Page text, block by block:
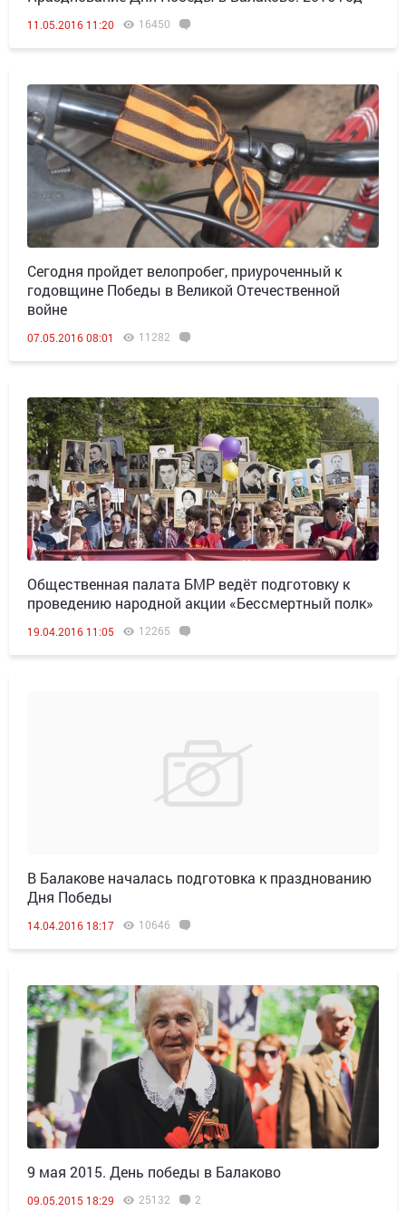
11.05.2016 11:20 16450
Сегодня пройдет велопробег, приуроченный к
годовщине Победы в Великой Отечественной
войне
07.05.2016 08:01 11282
Общественная палата БМР ведёт подготовку к
проведению народной акции «Бессмертный полк»
19.04.2016 11:05 12265
В Балакове началась подготовка к празднованию
Дня Победы
14.04.2016 18:17 10646
9 мая 2015. День победы в Балаково
09.05.2015 18:29 25132 2